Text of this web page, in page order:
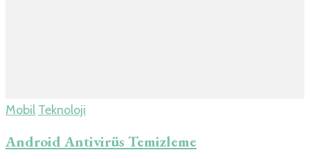
Mobil Teknoloji
Android Antivirüs Temizleme